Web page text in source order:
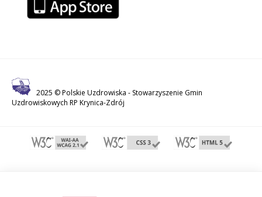
2025 © Polskie Uzdrowiska - Stowarzyszenie Gmin
Uzdrowiskowych RP Krynica-Zdrój